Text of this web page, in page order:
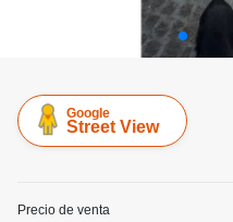
Google
Street View
Precio de venta